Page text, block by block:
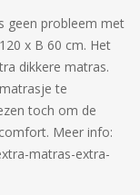
geen probleem met
x B 60 cm. Het
dikkere matras.
te
toch om de
Meer info:
matras-extra-